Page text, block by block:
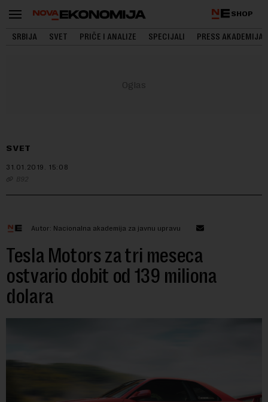
SHOP
SRBIJA SVET PRIČE I ANALIZE SPECIJALI PRESS AKADEMIJA
SVET
31.01.2019. 15:08
B92
Autor: Nacionalna akademija za javnu upravu
Tesla Motors za tri meseca
ostvario dobit od 139 miliona
dolara